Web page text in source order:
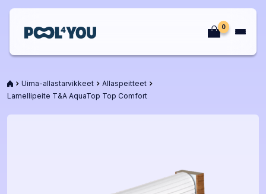
0
EtusivuUima-allastarvikkeet
Allaspeitteet
Lamellipeite T&A AquaTop Top Comfort